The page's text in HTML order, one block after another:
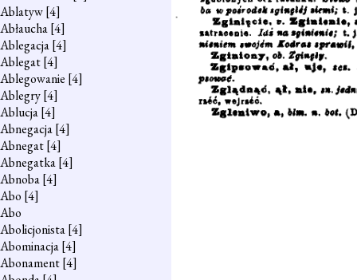
Ablatyw[4]
Abłaucha[4]
Ablegacja[4]
Ablegat[4]
Ablegowanie [4]
Ablegry[4]
Ablucja[4]
Abnegacja[4]
Abnegat[4]
Abnegatka[4]
Abnoba[4]
Abo [4]
Abo
Abolicjonista[4]
Abominacja[4]
Abonament[4]